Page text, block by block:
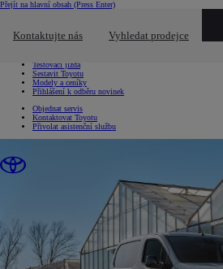
Přejít na hlavní obsah (Press Enter)
Kontaktujte nás Vyhledat prodejce
Chci... Kliknutím zavřete překryvné okno
Testovací jízda
Sestavit Toyotu
Modely a ceníky
Přihlášení k odběru novinek
Objednat servis
Kontaktovat Toyotu
Přivolat asistenční službu